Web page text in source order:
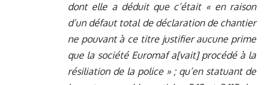
dont elle a déduit que c’était « en raison
d’un défaut total de déclaration de chantier
ne pouvant à ce titre justifier aucune prime
que la société Euromaf a[vait] procédé à la
résiliation de la police » ; qu’en statuant de